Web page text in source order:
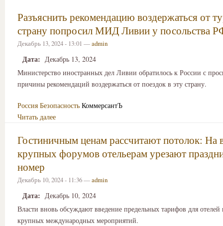
Разъяснить рекомендацию воздержаться от
страну попросил МИД Ливии у посольства
Декабрь 13, 2024 - 13:01 —admin
Дата: Декабрь 13, 2024
Министерство иностранных дел Ливии обратилось к России с
причины рекомендаций воздержаться от поездок в эту страну.
Россия Безопасность КоммерсантЪ
Читать далее
Гостиничным ценам рассчитают потолок: На
крупных форумов отельерам урезают
номер
Декабрь 10, 2024 - 11:36 —admin
Дата: Декабрь 10, 2024
Власти вновь обсуждают введение предельных тарифов для отелей
крупных международных мероприятий.